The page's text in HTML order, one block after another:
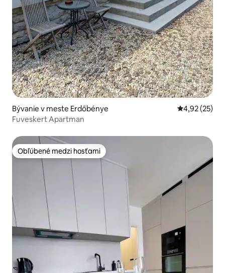
Bývanie v meste Erdőbénye Priemerné
4,92 (25)
Fuveskert Apartman
Obľúbené medzi hosťami
Obľúbené medzi hosťami